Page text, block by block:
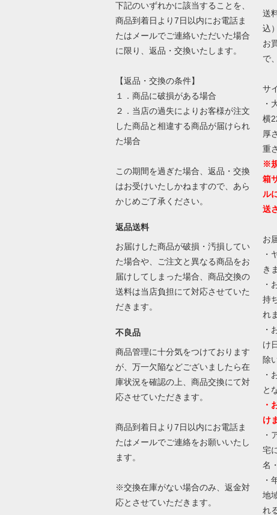
下記のいずれかに該当することを、
商品到着日より7日以内にお電話ま
たはメールでご連絡いただいた場合
に限り、返品・交換いたします。
【返品・交換の条件】
１．商品に破損がある場合
２．当店の過失によりお客様が注文
した商品と相違する商品が届けられ
た場合
この期間を過ぎた場合、返品・交換
はお受けいたしかねますので、あら
かじめご了承ください。
返品送料
お届けした商品が破損・汚損してい
た場合や、ご注文と異なる商品をお
届けしてしまった場合、商品交換の
送料は当店負担にて対応させていた
だきます。
不良品
商品管理に十分気をつけております
が、万一欠陥などございましたら在
庫状況を確認の上、商品交換にて対
応させていただきます。
商品到着日より7日以内にお電話ま
たはメールでご連絡をお願いいたし
ます。
※交換在庫がない場合のみ、返金対
応とさせていただきます。
送
込）
お
で
サ
・
横
厚
重
※
箱
ル
送
お
・
き
・
持
れ
・
け
除
・
と
・
け
・
宅
名
・
地
れ